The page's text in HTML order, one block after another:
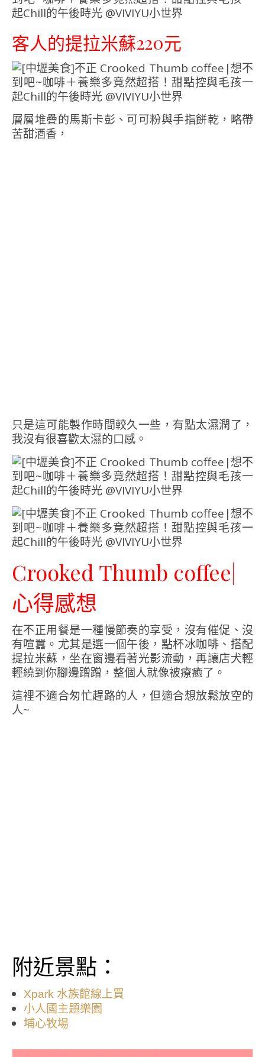
客人的提拉米蘇220元
層層堆疊的馬斯卡彭、可可粉與手指餅乾，略帶
苦甜酒香，
只是這可能製作時間較久一些，有點太濕潤了，
我沒有很喜歡太濕的口感。
Crooked Thumb coffee|
心得感想
在不正用餐是一種慢節奏的享受，沒有催促、沒
有喧囂。尤其是選一個午後，點杯冰咖啡、搭配
提拉米蘇，坐在窗邊看著光影流動，再讓店犬輕
輕繞到你腳邊蹭蹭，整個人就像被療癒了。
這裡不適合匆忙趕路的人，但適合想放鬆放空的
人~
附近景點：
Xpark 水族館線上買
小人國主題樂園
埔心牧場